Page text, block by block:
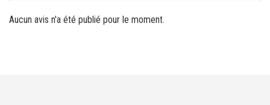
Aucun avis n'a été publié pour le moment.